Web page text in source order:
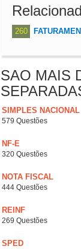
260
SAO MAIS
SIMPLES NACIONAL
579 Questões
NF-E
320 Questões
NOTA FISCAL
444 Questões
REINF
269 Questões
SPED